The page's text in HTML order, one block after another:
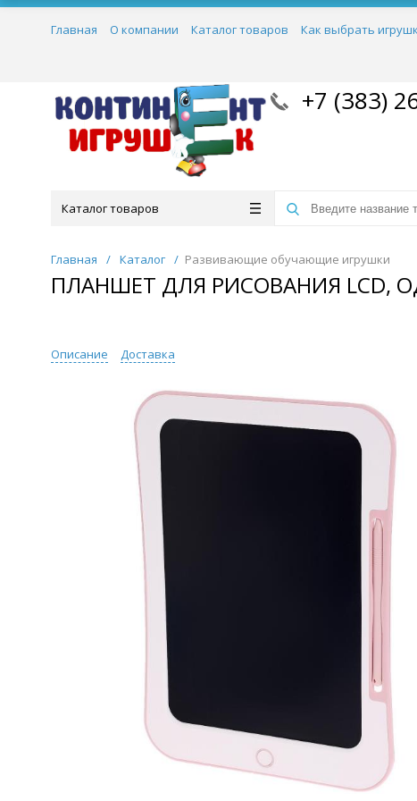
Главная О компании Каталог товаров Как выбрать
+7 (383)
Каталог товаров
Главная / Каталог / Развивающие обучающие игрушки
ПЛАНШЕТ ДЛЯ РИСОВАНИЯ LСD,
Описание
Доставка